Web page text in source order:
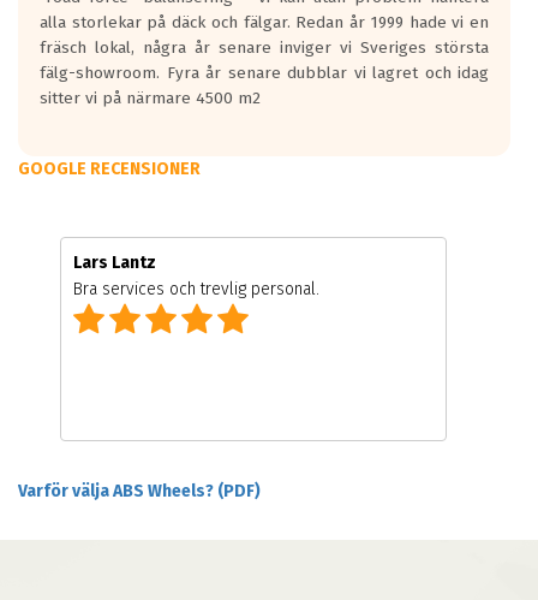
alla storlekar på däck och fälgar. Redan år 1999 hade vi en
fräsch lokal, några år senare inviger vi Sveriges största
fälg-showroom. Fyra år senare dubblar vi lagret och idag
sitter vi på närmare 4500 m2
GOOGLE RECENSIONER
Lars Lantz
Bra services och trevlig personal.
Varför välja ABS Wheels? (PDF)